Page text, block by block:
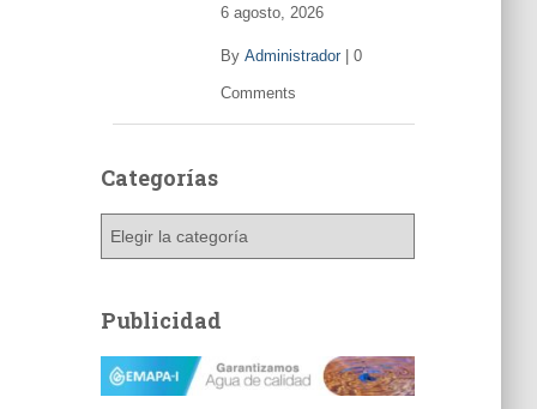
6 agosto, 2026
By Administrador| 0
Comments
Categorías
g
o
Publicidad